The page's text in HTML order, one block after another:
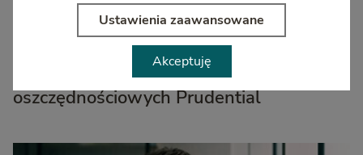
Wyjątkowe cechy ubezpieczeń
oszczędnościowych Prudential
uprawnieniach, znajdziesz wPolityce cookies
Wybierz „Akceptuję” i wyraź zgodę na używanie tych
plików cookies. Wybierz „Ustawienia zaawansowane”,
jeśli wolisz wybrać rodzaje plików cookies, których
będziemy mogli używać.
W każdej chwili możesz zmienić ustawienia – szczegółowe
Ustawienia zaawansowane
Akceptuję